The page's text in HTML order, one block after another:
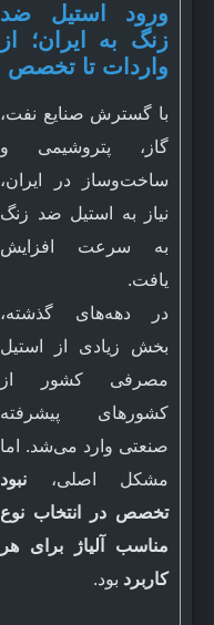
ورود استیل ضد
زنگ به ایران؛ از
واردات تا تخصص
با گسترش صنایع نفت،
گاز، پتروشیمی و
ساخت‌وساز در ایران،
نیاز به استیل ضد زنگ
به سرعت افزایش
یافت.
در دهه‌های گذشته،
بخش زیادی از استیل
مصرفی کشور از
کشورهای پیشرفته
صنعتی وارد می‌شد. اما
مشکل اصلی، نبود
تخصص در انتخاب نوع
مناسب آلیاژ برای هر
کاربرد بود.